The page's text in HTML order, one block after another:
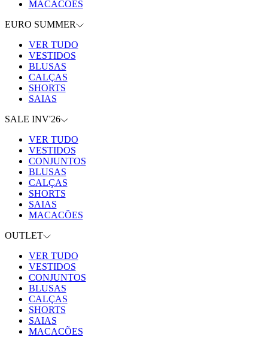
MACACÕES
EURO SUMMER
VER TUDO
VESTIDOS
BLUSAS
CALÇAS
SHORTS
SAIAS
SALE INV'26
VER TUDO
VESTIDOS
CONJUNTOS
BLUSAS
CALÇAS
SHORTS
SAIAS
MACACÕES
OUTLET
VER TUDO
VESTIDOS
CONJUNTOS
BLUSAS
CALÇAS
SHORTS
SAIAS
MACACÕES